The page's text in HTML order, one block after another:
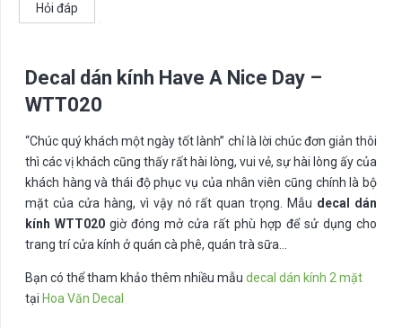
WTT020
Hỏi đáp
Decal dán kính Have A Nice Day –
WTT020
“Chúc quý khách một ngày tốt lành” chỉ là lời chúc đơn giản thôi
thì các vị khách cũng thấy rất hài lòng, vui vẻ, sự hài lòng ấy của
khách hàng và thái độ phục vụ của nhân viên cũng chính là bộ
mặt của cửa hàng, vì vậy nó rất quan trọng. Mẫu decal dán
kính WTT020 giờ đóng mở cửa rất phù hợp để sử dụng cho
trang trí cửa kính ở quán cà phê, quán trà sữa…
Bạn có thể tham khảo thêm nhiều mẫu decal dán kính 2 mặt
tại Hoa Văn Decal